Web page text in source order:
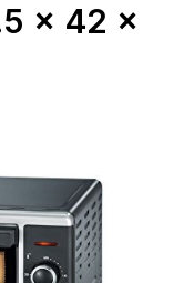
x 42 x